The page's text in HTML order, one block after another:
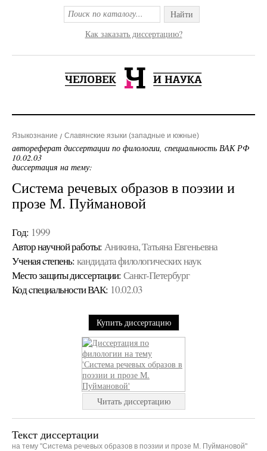
Найти
Как заказать диссертацию?
Языкознание Славянские языки (западные и южные)
автореферат диссертации по филологии, специальность ВАК РФ
10.02.03
диссертация на тему:
Система речевых образов в поэзии и
прозе М. Пуймановой
Год: 1999
Автор научной работы: Аникина, Татьяна Евгеньевна
Ученая cтепень: кандидата филологических наук
Место защиты диссертации: Санкт-Петербург
Код cпециальности ВАК: 10.02.03
Купить диссертацию
Читать диссертацию
Текст диссертации
на тему "Система речевых образов в поэзии и прозе М. Пуймановой"